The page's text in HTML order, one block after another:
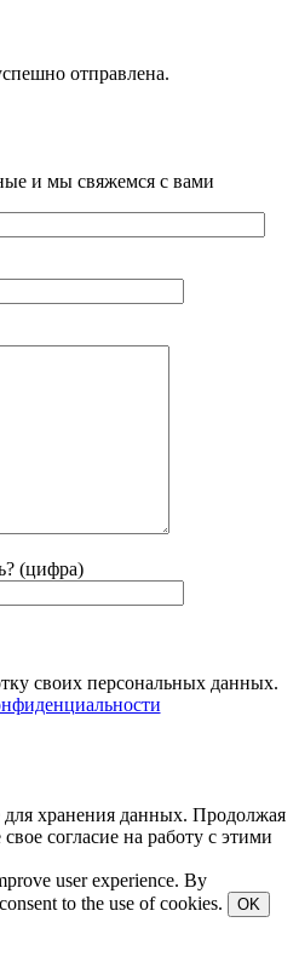
отправлена.
и мы свяжемся с вами
(цифра)
своих персональных данных.
для хранения данных. Продолжая
согласие на работу с этими
user experience. By
to the use of cookies.
OK